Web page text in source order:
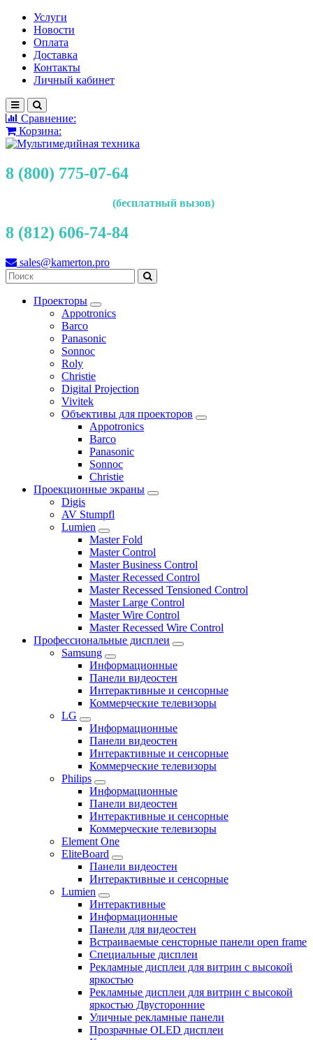
Услуги
Новости
Оплата
Доставка
Контакты
Личный кабинет
Сравнение:
Корзина:
8 (800) 775-07-64
(бесплатный вызов)
8 (812) 606-74-84
sales@kamerton.pro
Проекторы
Appotronics
Barco
Panasonic
Sonnoc
Roly
Christie
Digital Projection
Vivitek
Объективы для проекторов
Appotronics
Barco
Panasonic
Sonnoc
Сhristie
Проекционные экраны
Digis
AV Stumpfl
Lumien
Master Fold
Master Control
Master Business Control
Master Recessed Control
Master Recessed Tensioned Control
Master Large Control
Master Wire Control
Master Recessed Wire Control
Профессиональные дисплеи
Samsung
Информационные
Панели видеостен
Интерактивные и сенсорные
Коммерческие телевизоры
LG
Информационные
Панели видеостен
Интерактивные и сенсорные
Коммерческие телевизоры
Philips
Информационные
Панели видеостен
Интерактивные и сенсорные
Коммерческие телевизоры
Element One
EliteBoard
Панели видеостен
Интерактивные и сенсорные
Lumien
Интерактивные
Информационные
Панели для видеостен
Встраиваемые сенсторные панели open frame
Специальные дисплеи
Рекламные дисплеи для витрин с высокой
яркостью
Рекламные дисплеи для витрин с высокой
яркостью Двусторонние
Уличные рекламные панели
Прозрачные OLED дисплеи